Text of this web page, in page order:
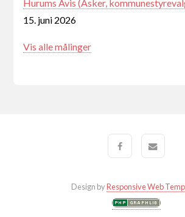
Hurums Avis (Asker,
15. juni 2026
Vis alle målinger
Design byResponsive Web